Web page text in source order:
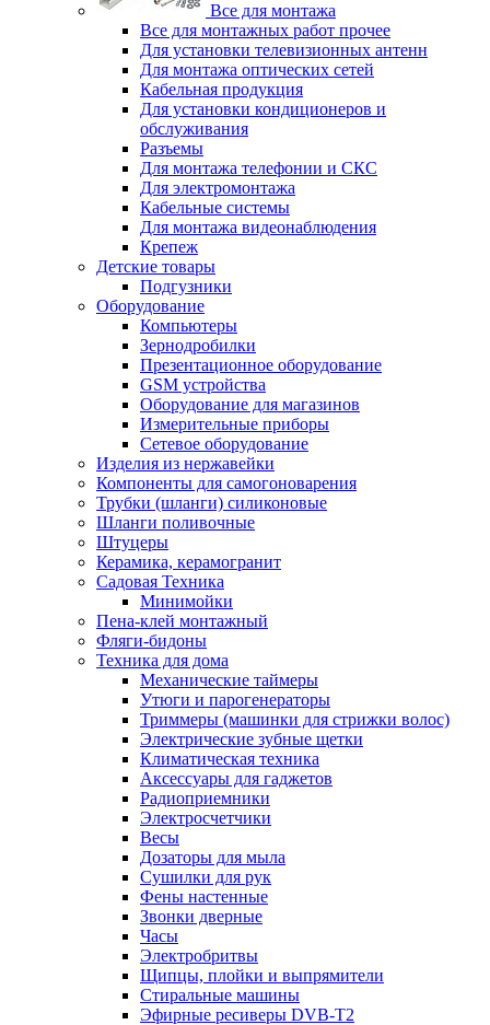
Все для монтажа
Все для монтажных работ прочее
Для установки телевизионных антенн
Для монтажа оптических сетей
Кабельная продукция
Для установки кондиционеров и
обслуживания
Разъемы
Для монтажа телефонии и СКС
Для электромонтажа
Кабельные системы
Для монтажа видеонаблюдения
Крепеж
Детские товары
Подгузники
Оборудование
Компьютеры
Зернодробилки
Презентационное оборудование
GSM устройства
Оборудование для магазинов
Измерительные приборы
Сетевое оборудование
Изделия из нержавейки
Компоненты для самогоноварения
Трубки (шланги) силиконовые
Шланги поливочные
Штуцеры
Керамика, керамогранит
Садовая Техника
Минимойки
Пена-клей монтажный
Фляги-бидоны
Техника для дома
Механические таймеры
Утюги и парогенераторы
Триммеры (машинки для стрижки волос)
Электрические зубные щетки
Климатическая техника
Аксессуары для гаджетов
Радиоприемники
Электросчетчики
Весы
Дозаторы для мыла
Сушилки для рук
Фены настенные
Звонки дверные
Часы
Электробритвы
Щипцы, плойки и выпрямители
Стиральные машины
Эфирные ресиверы DVB-T2